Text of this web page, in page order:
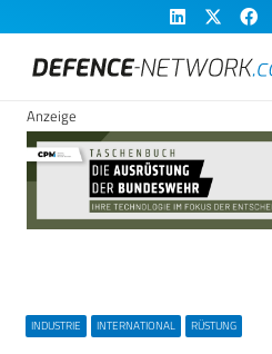
Anzeige
INDUSTRIE INTERNATIONAL RÜSTUNG